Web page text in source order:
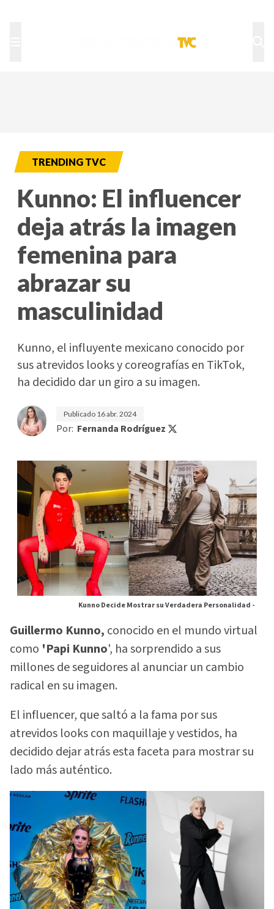
TRENDING TVC
Kunno: El influencer
deja atrás la imagen
femenina para
abrazar su
masculinidad
Kunno, el influyente mexicano conocido por
sus atrevidos looks y coreografías en TikTok,
ha decidido dar un giro a su imagen.
Publicado 16 abr. 2024
Por: Fernanda Rodríguez
Kunno Decide Mostrar su Verdadera Personalidad -
Guillermo Kunno, conocido en el mundo virtual
como 'Papi Kunno', ha sorprendido a sus
millones de seguidores al anunciar un cambio
radical en su imagen.
El influencer, que saltó a la fama por sus
atrevidos looks con maquillaje y vestidos, ha
decidido dejar atrás esta faceta para mostrar su
lado más auténtico.